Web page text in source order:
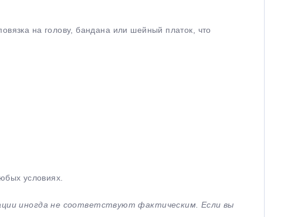
на голову, бандана или шейный платок, что
условиях.
иногда не соответствуют фактическим. Если вы